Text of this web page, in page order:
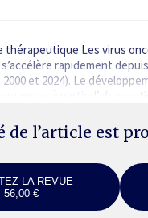
thérapeutique Les virus
rapidement
et 2024). Le
à partir
de l’article est
LA REVUE
56,00 €